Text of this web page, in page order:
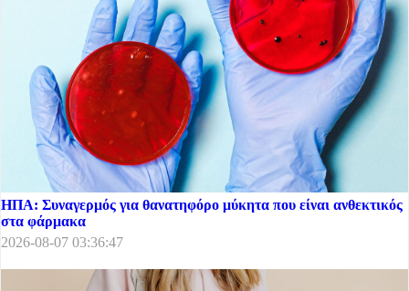
ΗΠΑ: Συναγερμός για θανατηφόρο μύκητα που είναι ανθεκτικός
στα φάρμακα
2026-08-07 03:36:47